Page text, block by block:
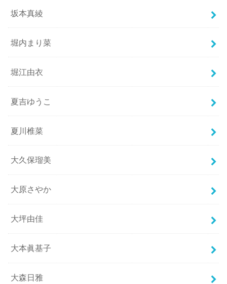
坂本真綾
堀内まり菜
堀江由衣
夏吉ゆうこ
夏川椎菜
大久保瑠美
大原さやか
大坪由佳
大本眞基子
大森日雅